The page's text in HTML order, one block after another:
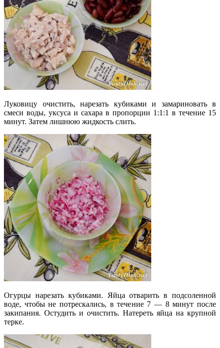
Луковицу очистить, нарезать кубиками и замариновать в
смеси воды, уксуса и сахара в пропорции 1:1:1 в течение 15
минут. Затем лишнюю жидкость слить.
Огурцы нарезать кубиками. Яйца отварить в подсоленной
воде, чтобы не потрескались, в течение 7 — 8 минут после
закипания. Остудить и очистить. Натереть яйца на крупной
терке.